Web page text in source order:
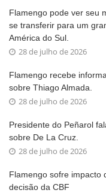
Flamengo pode ver seu
se transferir para um
América do Sul.
28 de julho de 2026
Flamengo recebe
sobre Thiago Almada.
28 de julho de 2026
Presidente do Peñarol
sobre De La Cruz.
28 de julho de 2026
Flamengo sofre impacto
decisão da CBF